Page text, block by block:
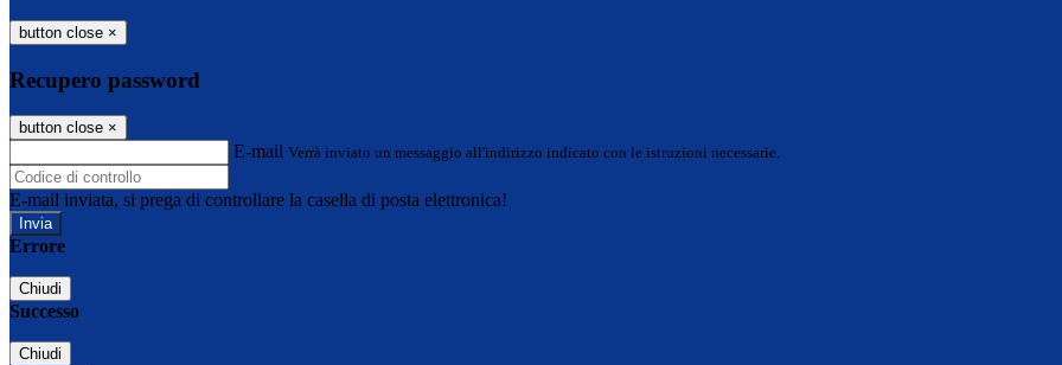
button close ×
Recupero password
button close ×
E-mail Verrà inviato un messaggio all'indirizzo indicato con le istruzioni necessarie.
E-mail inviata, si prega di controllare la casella di posta elettronica!
Errore
Chiudi
Successo
Chiudi